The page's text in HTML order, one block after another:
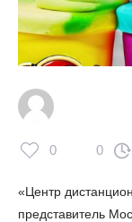
0 0
«Центр
представитель